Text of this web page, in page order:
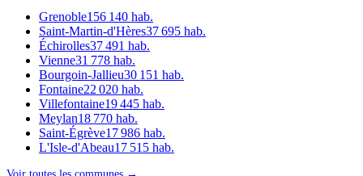
Grenoble156 140 hab.
Saint-Martin-d'Hères37 695 hab.
Échirolles37 491 hab.
Vienne31 778 hab.
Bourgoin-Jallieu30 151 hab.
Fontaine22 020 hab.
Villefontaine19 445 hab.
Meylan18 770 hab.
Saint-Égrève17 986 hab.
L'Isle-d'Abeau17 515 hab.